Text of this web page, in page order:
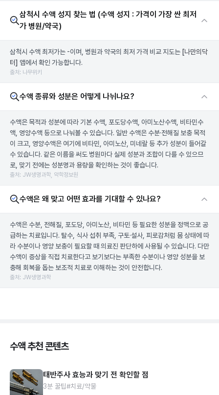
삼척시 수액 성지 찾는 법 (수액 성지 : 가격이 가장 싼 최저
가 병원/약국)
삼척시 수액 최저가는 -이며, 병원과 약국의 최저 가격 비교 지도는 [나만의닥
터] 앱에서 확인 가능합니다.
출처: 나무위키
수액 종류와 성분은 어떻게 나뉘나요?
수액은 목적과 성분에 따라 기본 수액, 포도당수액, 아미노산수액, 비타민수
액, 영양수액 등으로 나눠볼 수 있습니다. 일반 수액은 수분·전해질 보충 목적
이 크고, 영양수액은 여기에 비타민, 아미노산, 미네랄 등 추가 성분이 들어갈
수 있습니다. 같은 이름을 써도 병원마다 실제 성분과 조합이 다를 수 있으므
로, 맞기 전에는 성분명과 용량을 확인하는 것이 좋습니다.
출처: JW생명과학, 약학정보원
수액은 왜 맞고 어떤 효과를 기대할 수 있나요?
수액은 수분, 전해질, 포도당, 아미노산, 비타민 등 필요한 성분을 정맥으로 공
급하는 치료입니다. 탈수, 식사 섭취 부족, 구토·설사, 피로감처럼 몸 상태에 따
라 수분이나 영양 보충이 필요할 때 의료진 판단하에 사용될 수 있습니다. 다만
수액이 증상을 직접 치료한다고 보기보다는 부족한 수분이나 영양 성분을 보
충해 회복을 돕는 보조적 치료로 이해하는 것이 안전합니다.
출처: JW생명과학
수액 추천 콘텐츠
태반주사 효능과 맞기 전 확인할 점
3분 꿀팁#치료/약물